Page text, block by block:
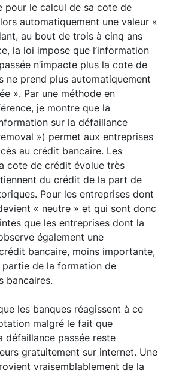
pour le calcul de sa cote de
automatiquement une valeur «
au bout de trois à cinq ans
la loi impose que l’information
n’impacte plus la cote de
ne prend plus automatiquement
». Par une méthode en
je montre que la
sur la défaillance
») permet aux entreprises
au crédit bancaire. Les
cote de crédit évolue très
du crédit de la part de
Pour les entreprises dont
« neutre » et qui sont donc
que les entreprises dont la
également une
bancaire, moins importante,
de la formation de
bancaires.
les banques réagissent à ce
malgré le fait que
défaillance passée reste
gratuitement sur internet. Une
vraisemblablement de la